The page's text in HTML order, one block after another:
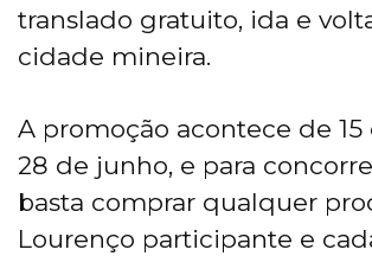
translado gratuito, ida e
cidade mineira.
A promoção acontece de
28 de junho, e para
basta comprar qualquer
Lourenço participante e